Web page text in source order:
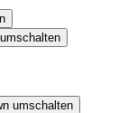
umschalten